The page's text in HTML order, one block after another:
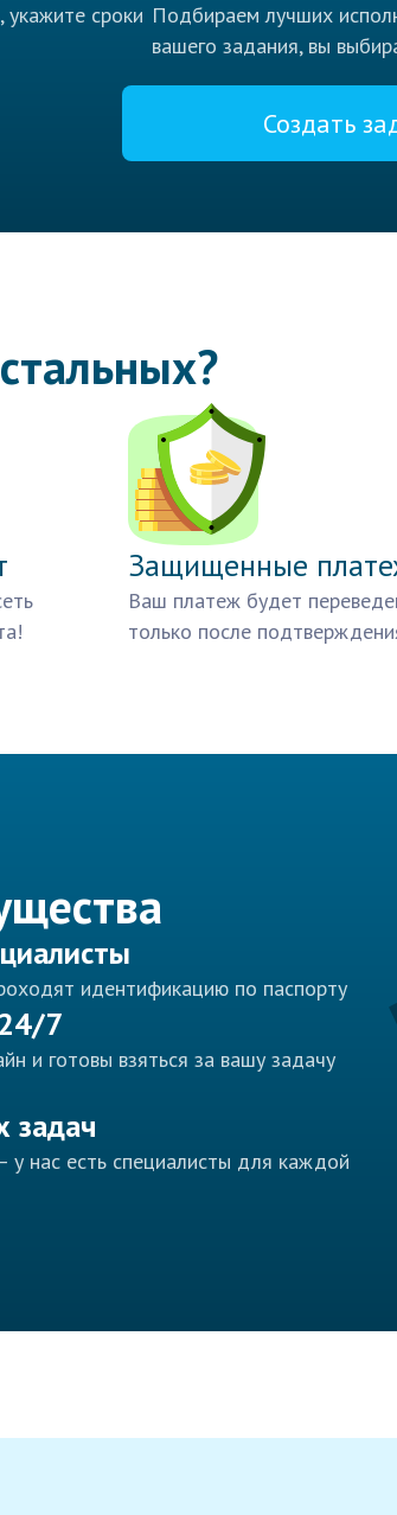
сроки Подбираем лучших
вашего задания, вы
Создать
Защищенные
Ваш платеж будет
только после
идентификацию по паспорту
7
и готовы взяться за вашу задачу
задач
нас есть специалисты для каждой